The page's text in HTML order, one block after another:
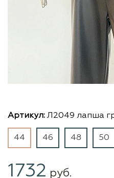
Артикул: Л2049 лапша
44 46 48 50
1732 руб.